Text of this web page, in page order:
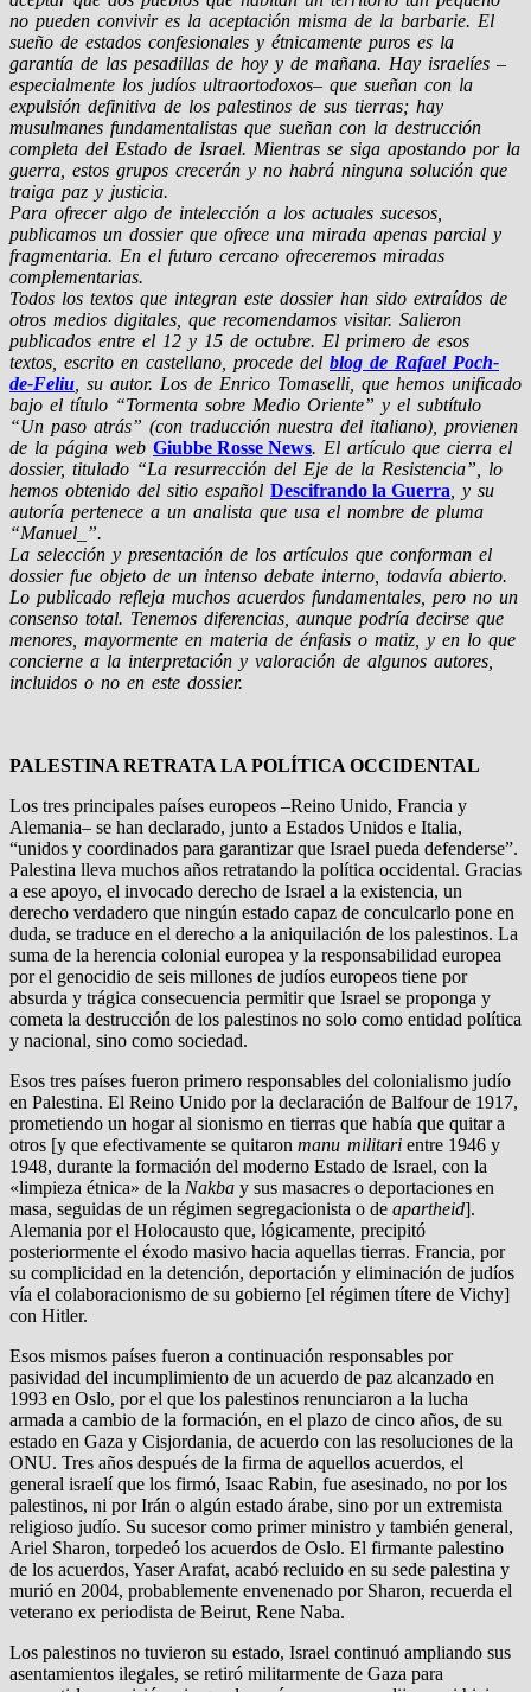
no pueden convivir es la aceptación misma de la barbarie. El
sueño de estados confesionales y étnicamente puros es la
garantía de las pesadillas de hoy y de mañana. Hay israelíes –
especialmente los judíos ultraortodoxos– que sueñan con la
expulsión definitiva de los palestinos de sus tierras; hay
musulmanes fundamentalistas que sueñan con la destrucción
completa del Estado de Israel. Mientras se siga apostando por la
guerra, estos grupos crecerán y no habrá ninguna solución que
traiga paz y justicia.
Para ofrecer algo de intelección a los actuales sucesos,
publicamos un dossier que ofrece una mirada apenas parcial y
fragmentaria. En el futuro cercano ofreceremos miradas
complementarias.
Todos los textos que integran este dossier han sido extraídos de
otros medios digitales, que recomendamos visitar. Salieron
publicados entre el 12 y 15 de octubre. El primero de esos
textos, escrito en castellano, procede del blog de Rafael Poch-
de-Feliu, su autor. Los de Enrico Tomaselli, que hemos unificado
bajo el título “Tormenta sobre Medio Oriente” y el subtítulo
“Un paso atrás” (con traducción nuestra del italiano), provienen
de la página web Giubbe Rosse News. El artículo que cierra el
dossier, titulado “La resurrección del Eje de la Resistencia”, lo
hemos obtenido del sitio español Descifrando la Guerra, y su
autoría pertenece a un analista que usa el nombre de pluma
“Manuel_”.
La selección y presentación de los artículos que conforman el
dossier fue objeto de un intenso debate interno, todavía abierto.
Lo publicado refleja muchos acuerdos fundamentales, pero no un
consenso total. Tenemos diferencias, aunque podría decirse que
menores, mayormente en materia de énfasis o matiz, y en lo que
concierne a la interpretación y valoración de algunos autores,
incluidos o no en este dossier.
PALESTINA RETRATA LA POLÍTICA OCCIDENTAL
Los tres principales países europeos –Reino Unido, Francia y
Alemania– se han declarado, junto a Estados Unidos e Italia,
“unidos y coordinados para garantizar que Israel pueda defenderse”.
Palestina lleva muchos años retratando la política occidental. Gracias
a ese apoyo, el invocado derecho de Israel a la existencia, un
derecho verdadero que ningún estado capaz de conculcarlo pone en
duda, se traduce en el derecho a la aniquilación de los palestinos. La
suma de la herencia colonial europea y la responsabilidad europea
por el genocidio de seis millones de judíos europeos tiene por
absurda y trágica consecuencia permitir que Israel se proponga y
cometa la destrucción de los palestinos no solo como entidad política
y nacional, sino como sociedad.
Esos tres países fueron primero responsables del colonialismo judío
en Palestina. El Reino Unido por la declaración de Balfour de 1917,
prometiendo un hogar al sionismo en tierras que había que quitar a
otros [y que efectivamente se quitaron manu militari entre 1946 y
1948, durante la formación del moderno Estado de Israel, con la
«limpieza étnica» de la Nakba y sus masacres o deportaciones en
masa, seguidas de un régimen segregacionista o de apartheid].
Alemania por el Holocausto que, lógicamente, precipitó
posteriormente el éxodo masivo hacia aquellas tierras. Francia, por
su complicidad en la detención, deportación y eliminación de judíos
vía el colaboracionismo de su gobierno [el régimen títere de Vichy]
con Hitler.
Esos mismos países fueron a continuación responsables por
pasividad del incumplimiento de un acuerdo de paz alcanzado en
1993 en Oslo, por el que los palestinos renunciaron a la lucha
armada a cambio de la formación, en el plazo de cinco años, de su
estado en Gaza y Cisjordania, de acuerdo con las resoluciones de la
ONU. Tres años después de la firma de aquellos acuerdos, el
general israelí que los firmó, Isaac Rabin, fue asesinado, no por los
palestinos, ni por Irán o algún estado árabe, sino por un extremista
religioso judío. Su sucesor como primer ministro y también general,
Ariel Sharon, torpedeó los acuerdos de Oslo. El firmante palestino
de los acuerdos, Yaser Arafat, acabó recluido en su sede palestina y
murió en 2004, probablemente envenenado por Sharon, recuerda el
veterano ex periodista de Beirut, Rene Naba.
Los palestinos no tuvieron su estado, Israel continuó ampliando sus
asentamientos ilegales, se retiró militarmente de Gaza para